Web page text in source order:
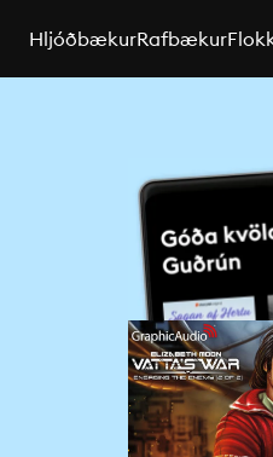
HljóðbækurRafbækur